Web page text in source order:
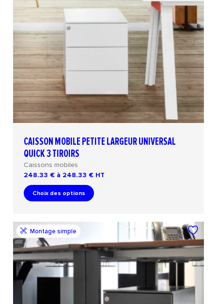
CAISSON MOBILE PETITE LARGEUR UNIVERSAL
QUICK 3 TIROIRS
Caissons mobiles
248.33 € à 248.33 € HT
Choix des options
Montage simple